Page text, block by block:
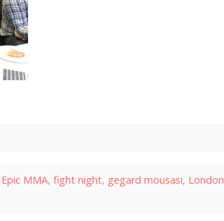
Epic MMA, fight night, gegard mousasi, London